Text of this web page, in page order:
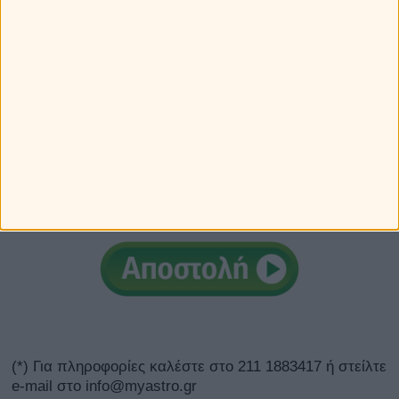
(*) Για πληροφορίες καλέστε στο 211 1883417 ή στείλτε
e-mail στο info@myastro.gr